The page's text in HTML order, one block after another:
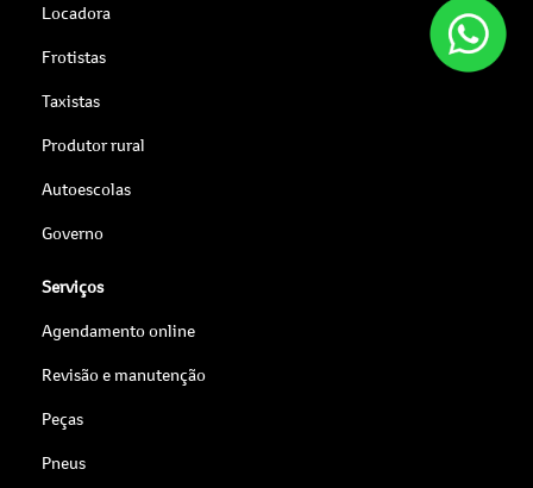
Locadora
Frotistas
Taxistas
Produtor rural
Autoescolas
Governo
Serviços
Agendamento online
Revisão e manutenção
Peças
Pneus